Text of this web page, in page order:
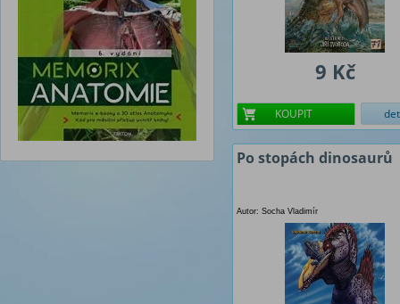
9 Kč
KOUPIT
Po stopách dinosaurů
Autor: Socha Vladimír